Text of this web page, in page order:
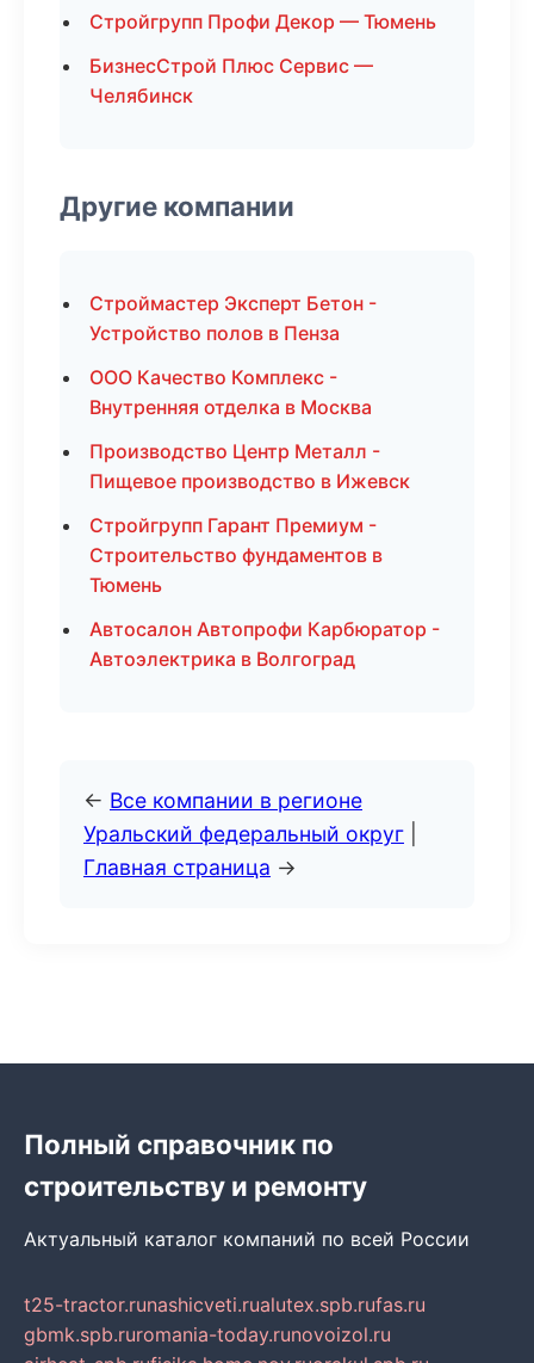
Стройгрупп Профи Декор — Тюмень
БизнесСтрой Плюс Сервис —
Челябинск
Другие компании
Строймастер Эксперт Бетон -
Устройство полов в Пенза
ООО Качество Комплекс -
Внутренняя отделка в Москва
Производство Центр Металл -
Пищевое производство в Ижевск
Стройгрупп Гарант Премиум -
Строительство фундаментов в
Тюмень
Автосалон Автопрофи Карбюратор -
Автоэлектрика в Волгоград
← Все компании в регионе
Уральский федеральный округ
Главная страница →
Полный справочник по
строительству и ремонту
Актуальный каталог компаний по всей России
t25-tractor.runashicveti.rualutex.spb.rufas.ru
gbmk.spb.ruromania-today.runovoizol.ru